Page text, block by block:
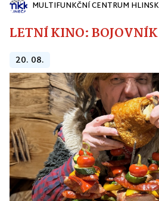
MULTIFUNKČNÍ CENTRUM HLINSKO
LETNÍ KINO: BOJOVNÍK
20. 08.